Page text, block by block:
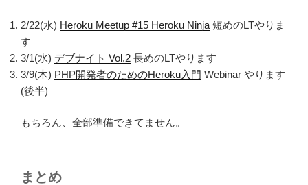
2/22(水) Heroku Meetup #15 Heroku Ninja 短めのLTやりま
す
3/1(水) デブナイト Vol.2 長めのLTやります
3/9(木) PHP開発者のためのHeroku入門 Webinar やります
(後半)
もちろん、全部準備できてません。
まとめ